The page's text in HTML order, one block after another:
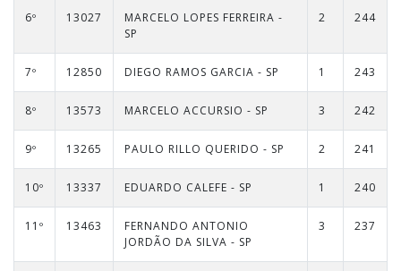
6º 13027
MARCELO LOPES FERREIRA -
SP
2 244
7º 12850 DIEGO RAMOS GARCIA - SP 1 243
8º 13573 MARCELO ACCURSIO - SP 3 242
9º 13265 PAULO RILLO QUERIDO - SP 2 241
10º 13337 EDUARDO CALEFE - SP 1 240
11º 13463
FERNANDO ANTONIO
JORDÃO DA SILVA - SP
3 237